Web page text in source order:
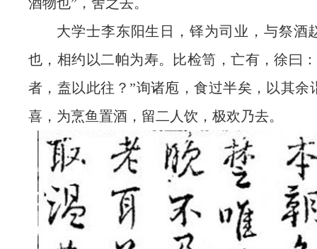
大学士李东阳生日，铎为司业，与祭酒
也，相约以二帕为寿。比检笥，亡有，徐曰
者，盍以此往？”询诸庖，食过半矣，以其余
喜，为烹鱼置酒，留二人饮，极欢乃去。